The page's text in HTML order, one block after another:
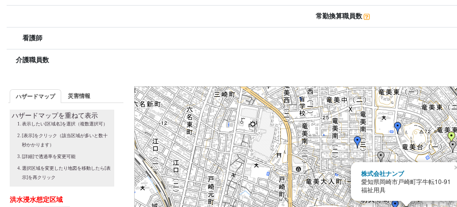
常勤換算職員数
看護師
介護職員数
ハザードマップ 災害情報
ハザードマップを重ねて表示
表示したい[区域名]を選択（複数選択可）
[表示]をクリック（該当区域が多いと数十
秒かかります）
[詳細]で透過率を変更可能
選択区域を変更したり地図を移動したら[表
示]を再クリック
洪水浸水想定区域
株式会社ナンブ
愛知県岡崎市戸崎町字牛転10-91
福祉用具